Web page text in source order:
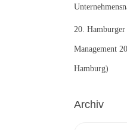
20.
Management
Hamburg)
Archiv